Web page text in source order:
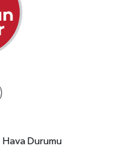
Hava Durumu